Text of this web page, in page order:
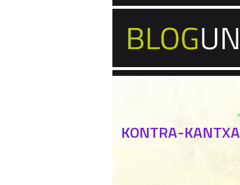
KONTRA-KANTXA